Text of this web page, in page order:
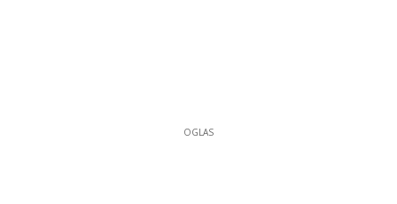
OGLAS